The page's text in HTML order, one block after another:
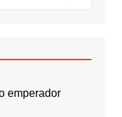
emperador